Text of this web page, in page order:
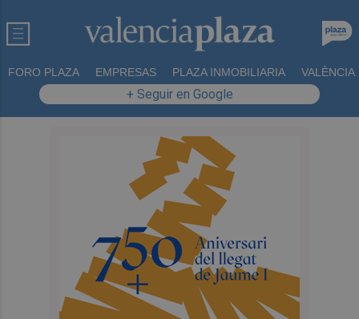
FORO PLAZA EMPRESAS PLAZA INMOBILIARIA VALÈNCIA
+ Seguir en Google